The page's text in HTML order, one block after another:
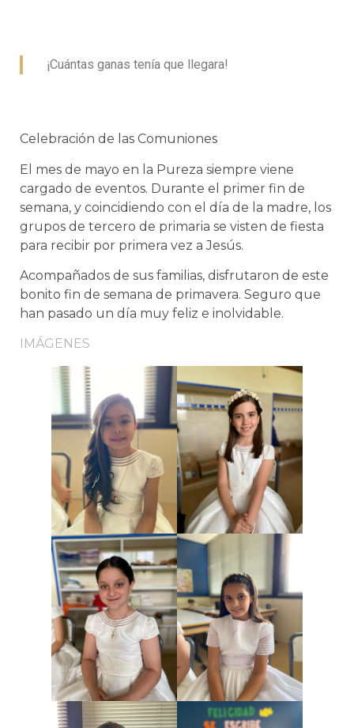
¡Cuántas ganas tenía que llegara!
Celebración de las Comuniones
El mes de mayo en la Pureza siempre viene
cargado de eventos. Durante el primer fin de
semana, y coincidiendo con el día de la madre, los
grupos de tercero de primaria se visten de fiesta
para recibir por primera vez a Jesús.
Acompañados de sus familias, disfrutaron de este
bonito fin de semana de primavera. Seguro que
han pasado un día muy feliz e inolvidable.
IMÁGENES